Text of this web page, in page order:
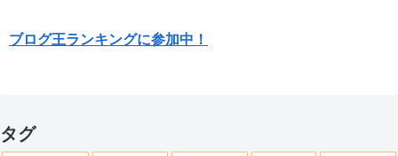
ブログ王ランキングに参加中！
タグ